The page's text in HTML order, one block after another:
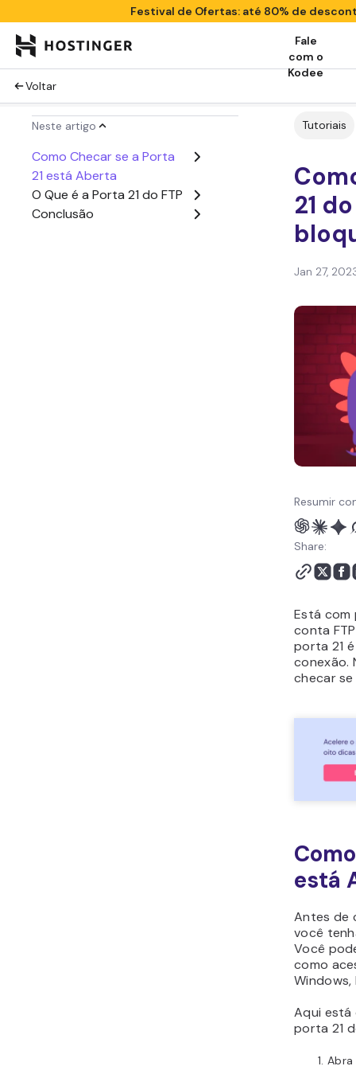
Festival de Ofertas: até 80% de
Fale
com o
Kodee
Voltar
Neste artigo
Como Checar se a Porta
21 está Aberta
O Que é a Porta 21 do FTP
Conclusão
Tutoriais
21
Jan 27,
Resumir
Share:
Está com
conta
porta 21
conexão.
checar
está
Antes de
você
Você
como
Aqui está
porta 21